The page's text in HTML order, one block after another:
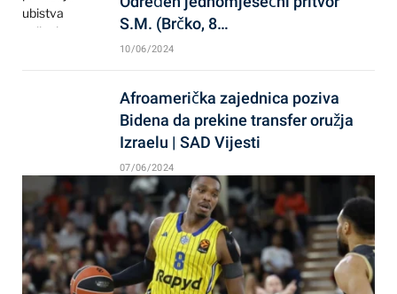
S.M. (Brčko, 8…
10/06/2024
Afroamerička zajednica poziva
Bidena da prekine transfer oružja
Izraelu | SAD Vijesti
07/06/2024